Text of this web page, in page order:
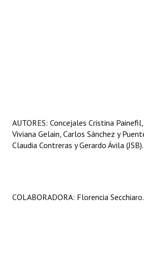
AUTORES: Concejales Cristina
Viviana Gelain, Carlos Sánchez y
Claudia Contreras y Gerardo Ávila (JSB).
COLABORADORA: Florencia Secchiaro.